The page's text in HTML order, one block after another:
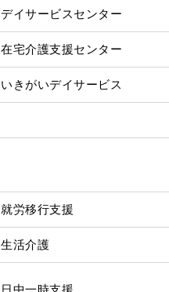
デイサービスセンター
在宅介護支援センター
いきがいデイサービス
就労移行支援
生活介護
日中一時支援